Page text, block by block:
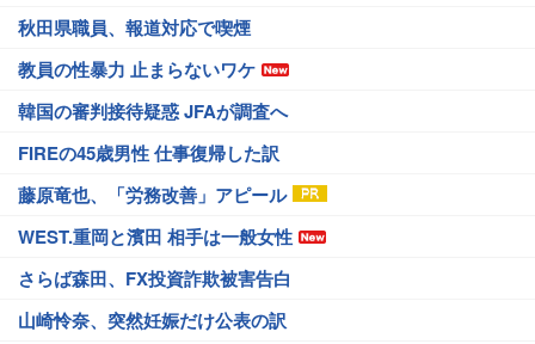
秋田県職員、報道対応で喫煙
教員の性暴力 止まらないワケ
韓国の審判接待疑惑 JFAが調査へ
FIREの45歳男性 仕事復帰した訳
藤原竜也、「労務改善」アピール
WEST.重岡と濱田 相手は一般女性
さらば森田、FX投資詐欺被害告白
山崎怜奈、突然妊娠だけ公表の訳